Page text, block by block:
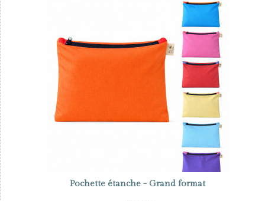
Pochette étanche - Grand format